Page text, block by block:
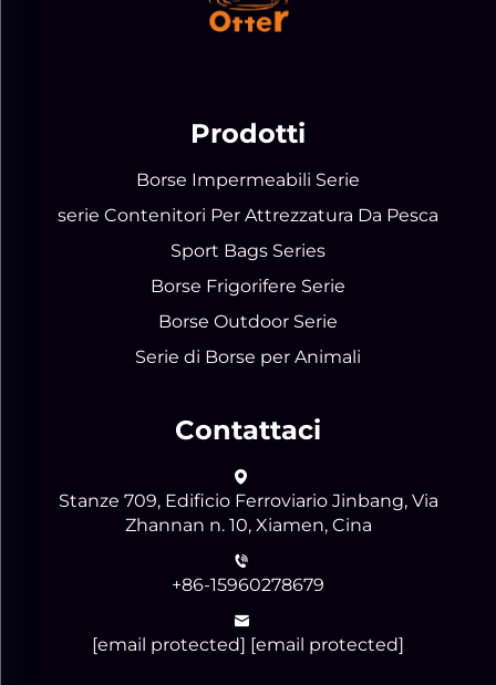
Prodotti
Borse Impermeabili Serie
serie Contenitori Per Attrezzatura Da Pesca
Sport Bags Series
Borse Frigorifere Serie
Borse Outdoor Serie
Serie di Borse per Animali
Contattaci
Stanze 709, Edificio Ferroviario Jinbang, Via
Zhannan n. 10, Xiamen, Cina
+86-15960278679
[email protected] [email protected]